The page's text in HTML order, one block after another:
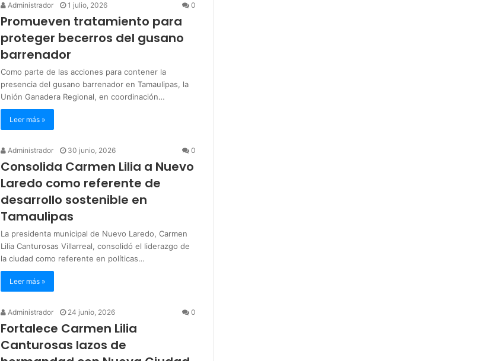
Administrador 1 julio, 2026 0
Promueven tratamiento para
proteger becerros del gusano
barrenador
Como parte de las acciones para contener la
presencia del gusano barrenador en Tamaulipas, la
Unión Ganadera Regional, en coordinación…
Leer más »
Administrador 30 junio, 2026 0
Consolida Carmen Lilia a Nuevo
Laredo como referente de
desarrollo sostenible en
Tamaulipas
La presidenta municipal de Nuevo Laredo, Carmen
Lilia Canturosas Villarreal, consolidó el liderazgo de
la ciudad como referente en políticas…
Leer más »
Administrador 24 junio, 2026 0
Fortalece Carmen Lilia
Canturosas lazos de